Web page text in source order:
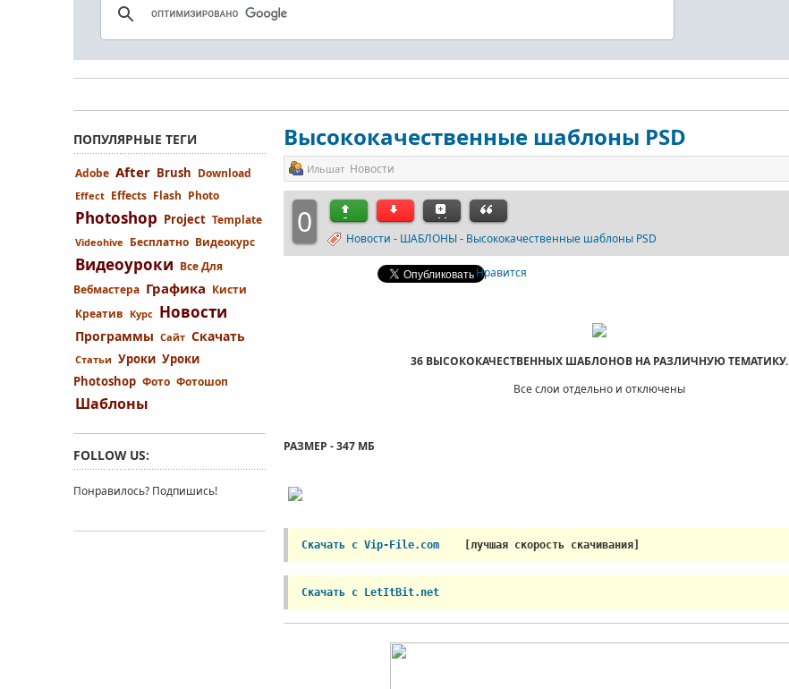
Высококачественные шаблоны PSD
Ильшат Новости
0 Новости - ШАБЛОНЫ- Высококачественные шаблоны PSD
Нравится
36 ВЫСОКОКАЧЕСТВЕННЫХ ШАБЛОНОВ НА РАЗЛИЧНУЮ ТЕМАТИКУ.
Все слои отдельно и отключены
РАЗМЕР - 347 МБ
Скачать с Vip-File.com [лучшая скорость скачивания]
Скачать с LetItBit.net
ПОПУЛЯРНЫЕ ТЕГИ
Adobe After Brush Download
Effect Effects Flash Photo
Photoshop Project Template
Videohive Бесплатно Видеокурс
Видеоуроки Все Для
Вебмастера Графика Кисти
Креатив Курс Новости
Программы Сайт Скачать
Статьи Уроки Уроки
Photoshop Фото Фотошоп
Шаблоны
FOLLOW US:
Понравилось? Подпишись!